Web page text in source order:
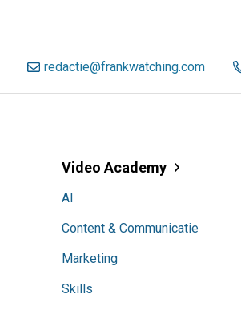
redactie@frankwatching.com
Video Academy
AI
Content & Communicatie
Marketing
Skills